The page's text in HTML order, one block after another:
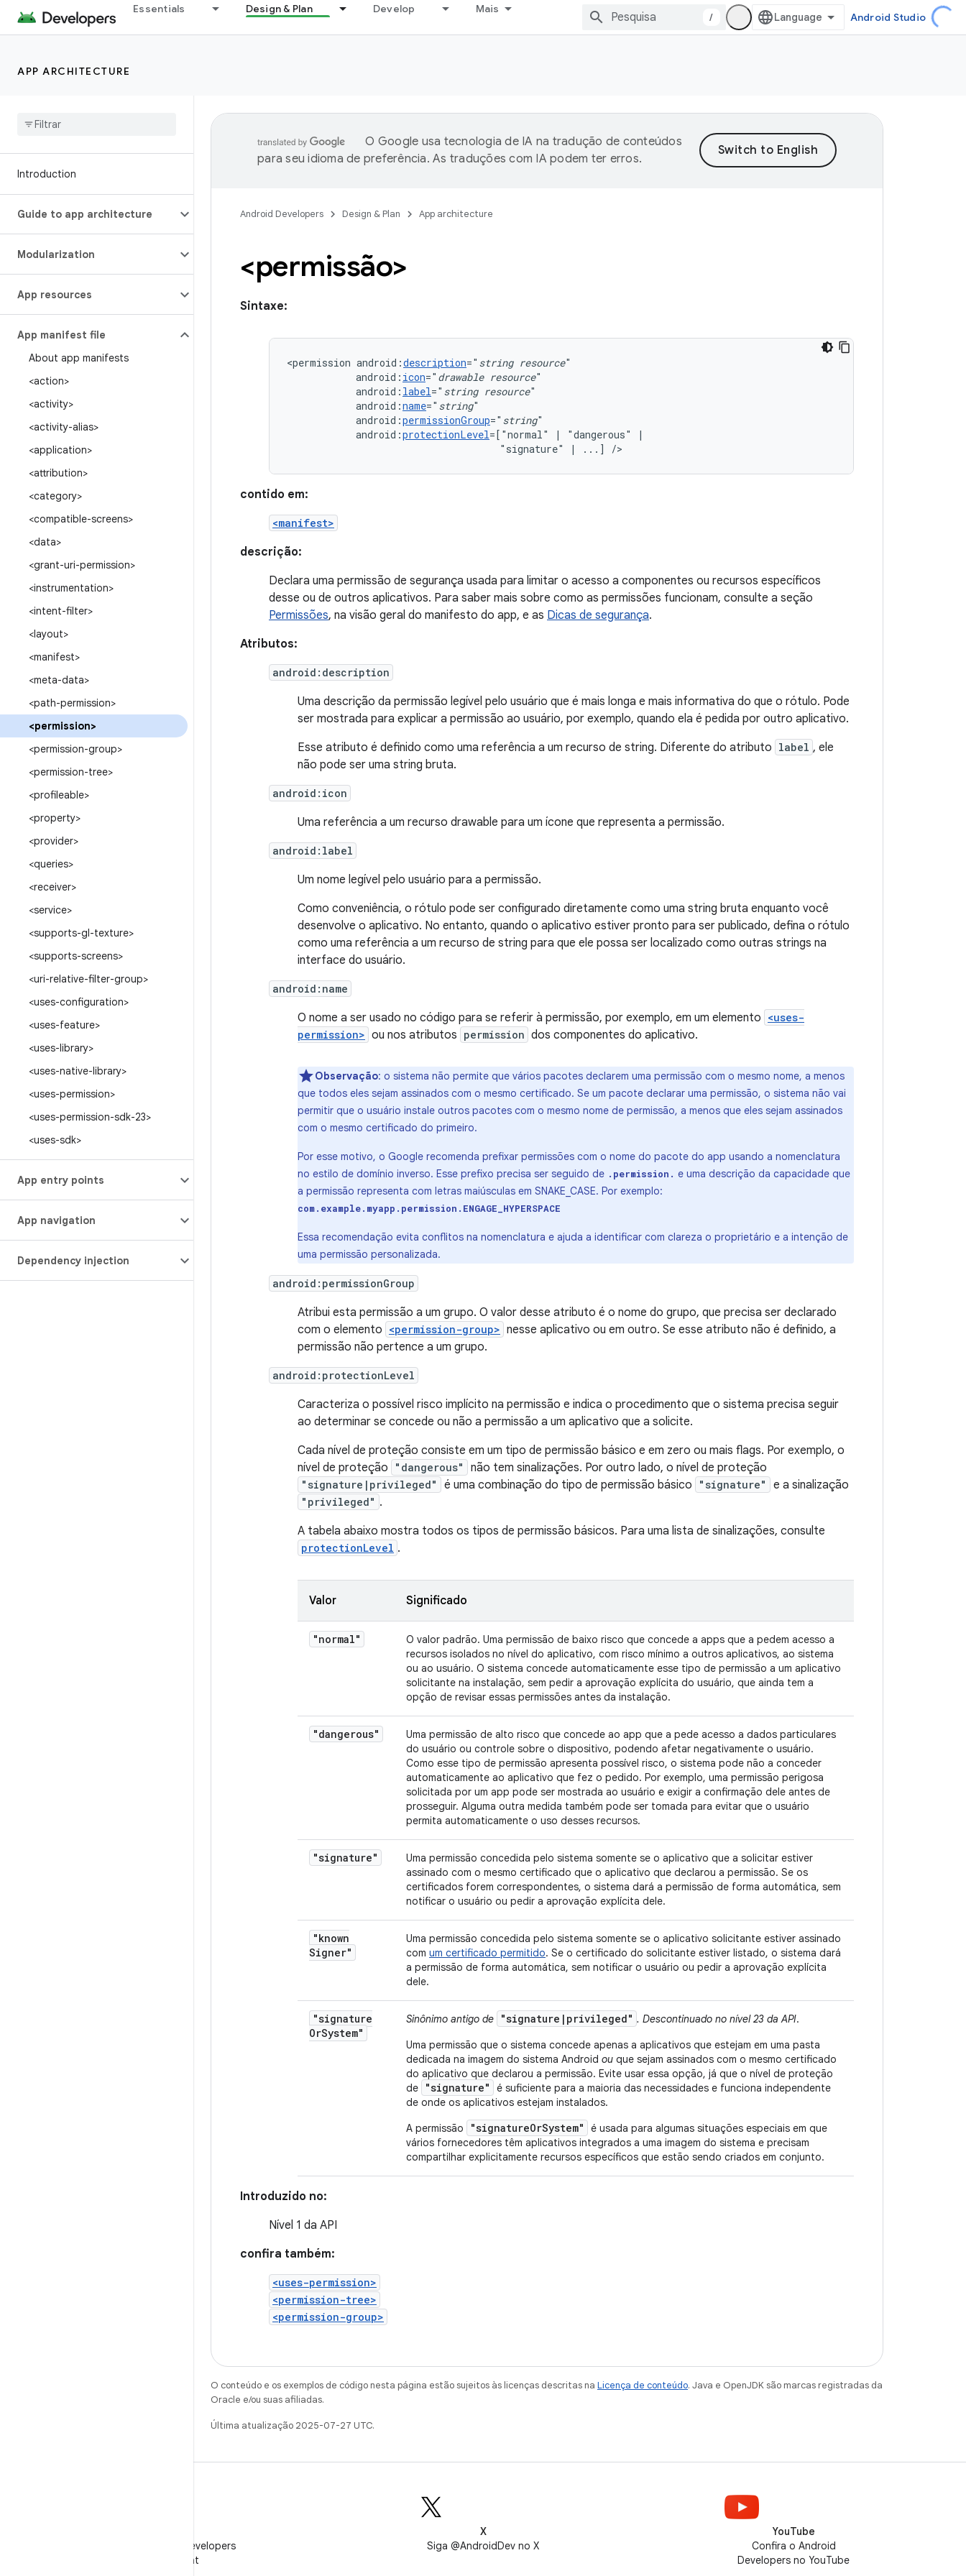
Essentials Design & Plan Develop Mais
/ Android Studio
APP ARCHITECTURE
Introduction
Guide to app architecture
Modularization
App resources
App manifest file
About app manifests
<action>
<activity>
<activity-alias>
<application>
<attribution>
<category>
<compatible-screens>
<data>
<grant-uri-permission>
<instrumentation>
<intent-filter>
<layout>
<manifest>
<meta-data>
<path-permission>
<permission>
<permission-group>
<permission-tree>
<profileable>
<property>
<provider>
<queries>
<receiver>
<service>
<supports-gl-texture>
<supports-screens>
<uri-relative-filter-group>
<uses-configuration>
<uses-feature>
<uses-library>
<uses-native-library>
<uses-permission>
<uses-permission-sdk-23>
<uses-sdk>
App entry points
App navigation
Dependency injection
O Google usa tecnologia de IA na tradução de conteúdos
para seu idioma de preferência. As traduções com IA podem ter erros.
Android Developers Design & Plan App architecture
<permissão>
Sintaxe:
<permission android:description=" string resource
android: icon=" drawable resource
android: label=" string resource
android:name=" string
android:permissionGroup=" string
android:protectionLevel=["normal" | "dangerous"
"signature"
| ...] />
contido em:
<manifest>
descrição:
Declara uma permissão de segurança usada para limitar o acesso a componentes ou recursos específicos
desse ou de outros aplicativos. Para saber mais sobre como as permissões funcionam, consulte a seção
Permissões, na visão geral do manifesto do app, e as Dicas de segurança.
Atributos:
android:description
Uma descrição da permissão legível pelo usuário que é mais longa e mais informativa do que o rótulo. Pode
ser mostrada para explicar a permissão ao usuário, por exemplo, quando ela é pedida por outro aplicativo.
Esse atributo é definido como uma referência a um recurso de string. Diferente do atributo label , ele
não pode ser uma string bruta.
android:icon
Uma referência a um recurso drawable para um ícone que representa a permissão.
android:label
Um nome legível pelo usuário para a permissão.
Como conveniência, o rótulo pode ser configurado diretamente como uma string bruta enquanto você
desenvolve o aplicativo. No entanto, quando o aplicativo estiver pronto para ser publicado, defina o rótulo
como uma referência a um recurso de string para que ele possa ser localizado como outras strings na
interface do usuário.
android:name
O nome a ser usado no código para se referir à permissão, por exemplo, em um elemento <uses-
permission> ou nos atributos permission dos componentes do aplicativo.
Observação: o sistema não permite que vários pacotes declarem uma permissão com o mesmo nome, a menos
que todos eles sejam assinados com o mesmo certificado. Se um pacote declarar uma permissão, o sistema não vai
permitir que o usuário instale outros pacotes com o mesmo nome de permissão, a menos que eles sejam assinados
com o mesmo certificado do primeiro.
Por esse motivo, o Google recomenda prefixar permissões com o nome do pacote do app usando a nomenclatura
no estilo de domínio inverso. Esse prefixo precisa ser seguido de .permission. e uma descrição da capacidade que
a permissão representa com letras maiúsculas em SNAKE_CASE. Por exemplo:
com.example.myapp.permission.ENGAGE_HYPERSPACE
Essa recomendação evita conflitos na nomenclatura e ajuda a identificar com clareza o proprietário e a intenção de
uma permissão personalizada.
android:permissionGroup
Atribui esta permissão a um grupo. O valor desse atributo é o nome do grupo, que precisa ser declarado
com o elemento <permission-group> nesse aplicativo ou em outro. Se esse atributo não é definido, a
permissão não pertence a um grupo.
android:protectionLevel
Caracteriza o possível risco implícito na permissão e indica o procedimento que o sistema precisa seguir
ao determinar se concede ou não a permissão a um aplicativo que a solicite.
Cada nível de proteção consiste em um tipo de permissão básico e em zero ou mais flags. Por exemplo, o
nível de proteção
"dangerous" não tem sinalizações. Por outro lado, o nível de proteção
"signature|privileged" é uma combinação do tipo de permissão básico "signature" e a sinalização
"privileged" .
A tabela abaixo mostra todos os tipos de permissão básicos. Para uma lista de sinalizações, consulte
protectionLevel .
Valor Significado
"normal"
O valor padrão. Uma permissão de baixo risco que concede a apps que a pedem acesso a
recursos isolados no nível do aplicativo, com risco mínimo a outros aplicativos, ao sistema
ou ao usuário. O sistema concede automaticamente esse tipo de permissão a um aplicativo
solicitante na instalação, sem pedir a aprovação explícita do usuário, que ainda tem a
opção de revisar essas permissões antes da instalação.
"dangerous"
Uma permissão de alto risco que concede ao app que a pede acesso a dados particulares
do usuário ou controle sobre o dispositivo, podendo afetar negativamente o usuário.
Como esse tipo de permissão apresenta possível risco, o sistema pode não a conceder
automaticamente ao aplicativo que fez o pedido. Por exemplo, uma permissão perigosa
solicitada por um app pode ser mostrada ao usuário e exigir a confirmação dele antes de
prosseguir. Alguma outra medida também pode ser tomada para evitar que o usuário
permita automaticamente o uso desses recursos.
"signature"
Uma permissão concedida pelo sistema somente se o aplicativo que a solicitar estiver
assinado com o mesmo certificado que o aplicativo que declarou a permissão. Se os
certificados forem correspondentes, o sistema dará a permissão de forma automática, sem
notificar o usuário ou pedir a aprovação explícita dele.
"known
Signer"
Uma permissão concedida pelo sistema somente se o aplicativo solicitante estiver assinado
com um certificado permitido. Se o certificado do solicitante estiver listado, o sistema dará
a permissão de forma automática, sem notificar o usuário ou pedir a aprovação explícita
dele.
"signature
OrSystem"
Sinônimo antigo de "signature|privileged" . Descontinuado no nível 23 da API.
Uma permissão que o sistema concede apenas a aplicativos que estejam em uma pasta
dedicada na imagem do sistema Android ou que sejam assinados com o mesmo certificado
do aplicativo que declarou a permissão. Evite usar essa opção, já que o nível de proteção
de
"signature"
é suficiente para a maioria das necessidades e funciona independente
de onde os aplicativos estejam instalados.
A permissão
"signatureOrSystem"
é usada para algumas situações especiais em que
vários fornecedores têm aplicativos integrados a uma imagem do sistema e precisam
compartilhar explicitamente recursos específicos que estão sendo criados em conjunto.
Introduzido no:
Nível 1 da API
confira também:
<uses-permission>
<permission-tree>
<permission-group>
O conteúdo e os exemplos de código nesta página estão sujeitos às licenças descritas na Licença de conteúdo. Java e OpenJDK são marcas registradas da
Oracle e/ou suas afiliadas.
Última atualização 2025-07-27 UTC.
Siga o Android Developers
no WeChat
X
Siga @AndroidDev no X
YouTube
Confira o Android
Developers no YouTube